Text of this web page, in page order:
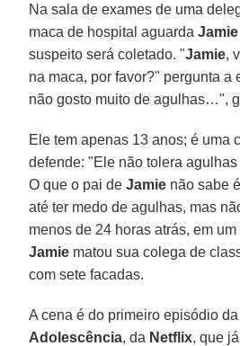
Na sala de exames de uma
maca de hospital aguarda
suspeito será coletado. "Jamie,
na maca, por favor?" pergunta a
não gosto muito de agulhas…",
Ele tem apenas 13 anos; é uma
defende: "Ele não tolera
O que o pai deJamie não sabe
até ter medo de agulhas, mas
menos de 24 horas atrás, em
Jamie matou sua colega de
com sete facadas.
A cena é do primeiro episódio
Adolescência, da Netflix, que